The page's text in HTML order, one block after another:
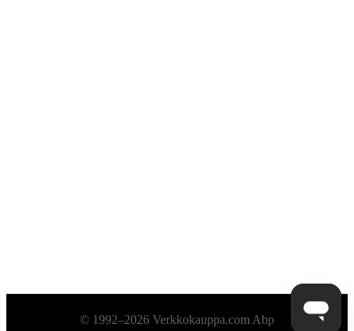
Alatunniste© 1992–2026 Verkkokauppa.com Abp